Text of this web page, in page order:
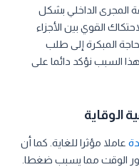
المجرى الداخلي بشكل
القوي بين الأجزاء
المبكرة إلى طلب
السبب نؤكد دائما على
الوقاية
عاملا مؤثرا للغاية. كما أن
الوقت مما يسبب ضغطا.